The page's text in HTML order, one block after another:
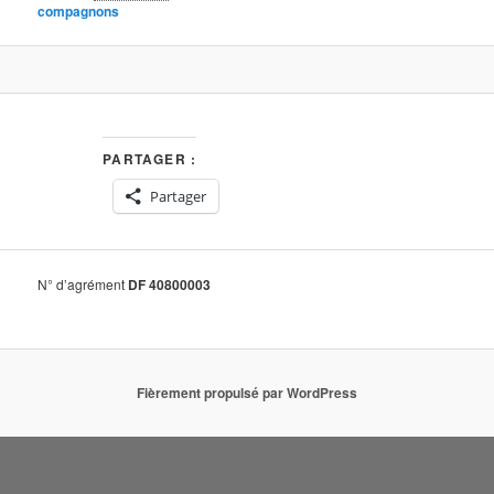
compagnons
PARTAGER :
Partager
N° d’agrément DF 40800003
Fièrement propulsé par WordPress